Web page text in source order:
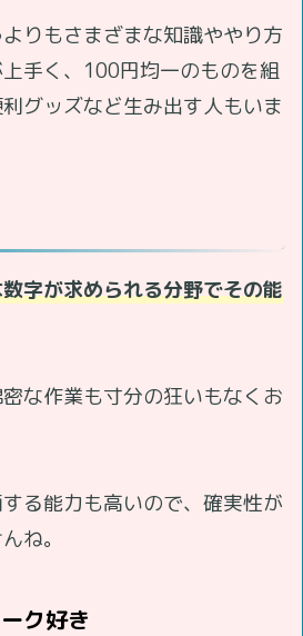
りもさまざまな知識ややり方
手く、100円均一のものを組
グッズなど生み出す人もいま
字が求められる分野でその能
な作業も寸分の狂いもなくお
る能力も高いので、確実性が
ね。
ク好き